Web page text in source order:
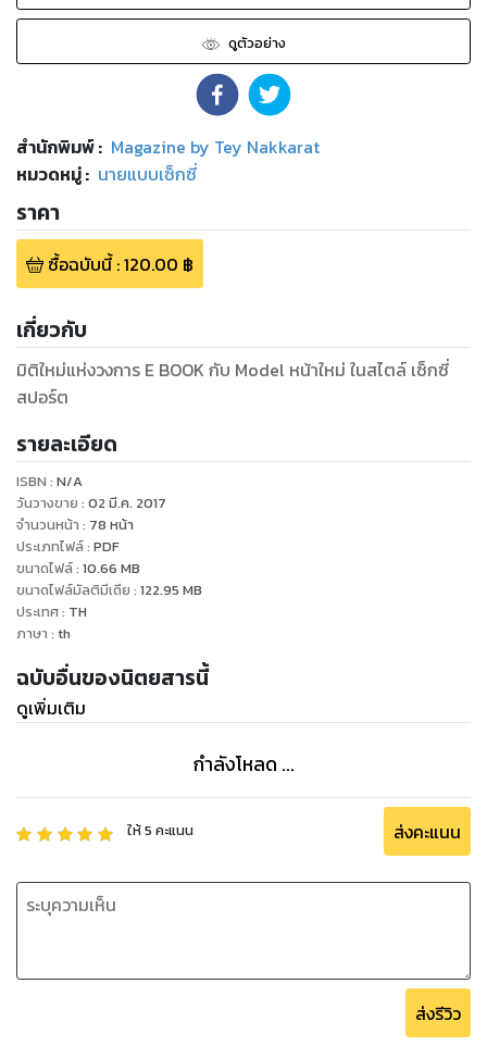
ดูตัวอย่าง
สำนักพิมพ์: Magazine by Tey Nakkarat
หมวดหมู่: นายแบบเซ็กซี่
ราคา
ซื้อฉบับนี้:120.00 ฿
เกี่ยวกับ
มิติใหม่แห่งวงการ E BOOK กับ Model หน้าใหม่ ในสไตล์ เซ็กซี่
สปอร์ต
รายละเอียด
ISBN : N/A
วันวางขาย : 02 มี.ค. 2017
จำนวนหน้า : 78 หน้า
ประเภทไฟล์: PDF
ขนาดไฟล์: 10.66 MB
ขนาดไฟล์มัลติมีเดีย : 122.95 MB
ประเทศ: TH
ภาษา : th
ฉบับอื่นของนิตยสารนี้
ดูเพิ่มเติม
กำลังโหลด ...
ให้5 คะแนน ส่งคะแนน
ส่งรีวิว